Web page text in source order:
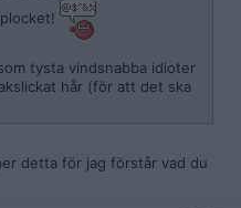
tysta vindsnabba idioter
hår (för att det ska
att se fjolliga ut) ... Om
idioterna! Jag får dålig
detta för jag förstår vad du